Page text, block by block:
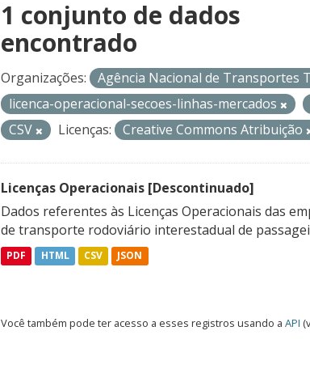
1 conjunto de dados
encontrado
Organizações: Agência Nacional de Transportes
licenca-operacional-secoes-linhas-mercados
CSV
Licenças: Creative Commons Atribuição
Licenças Operacionais [Descontinuado]
Dados referentes às Licenças Operacionais das
de transporte rodoviário interestadual de
PDF HTML CSV JSON
Você também pode ter acesso a esses registros usando a API